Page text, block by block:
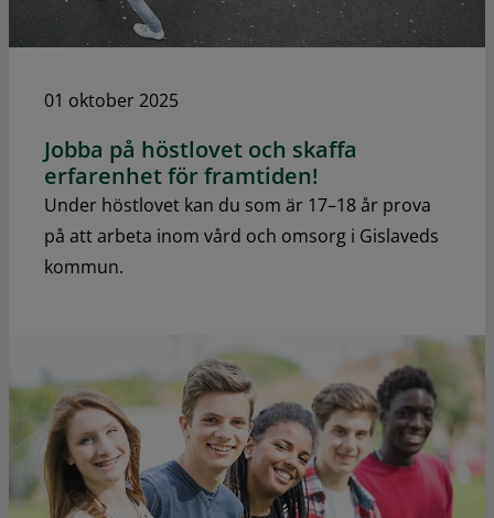
01 oktober 2025
Jobba på höstlovet och skaffa
erfarenhet för framtiden!
Under höstlovet kan du som är 17–18 år prova
på att arbeta inom vård och omsorg i Gislaveds
kommun.